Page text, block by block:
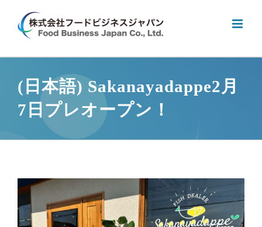
content
(日本語) Sakanayadappe2月
7日プレオープン！